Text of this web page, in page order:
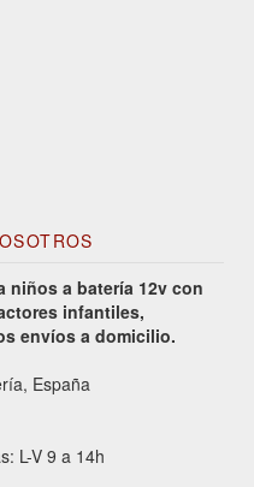
niños a batería 12v con
infantiles,
envíos a domicilio.
España
L-V 9 a 14h